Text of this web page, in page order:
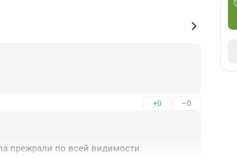
+0 –0
прежрали по всей видимости.